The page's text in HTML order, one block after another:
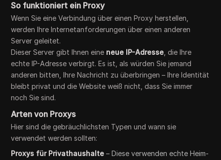
So funktioniert ein Proxy
Wenn Sie eine Verbindung über einen Proxy herstellen,
werden Ihre Internetanforderungen über einen anderen
Server geleitet.
Dieser Server gibt Ihnen eine neue IP-Adresse , die Ihre
echte IP-Adresse verbirgt. Es ist, als würden Sie jemand
anderen bitten, Ihre Nachricht zu überbringen – Ihre Identität
bleibt privat und die Website weiß nicht, dass Sie immer
noch Sie sind.
Arten von Proxys
Hier sind die gebräuchlichsten Typen und wann sie
verwendet werden sollten:
Proxys für Privathaushalte – Diese verwenden echte Heim-